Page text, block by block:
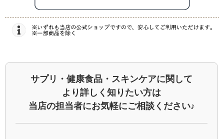
サプリ・健康食品・スキンケアに関して
より詳しく知りたい方は
当店の担当者にお気軽にご相談ください♪